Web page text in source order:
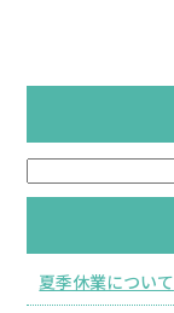
k
夏季休業について